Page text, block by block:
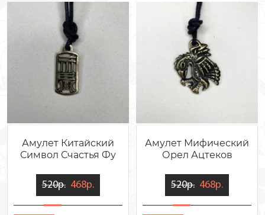
Амулет Китайский
Символ Счастья Фу
520р. 468р.
Амулет Мифический
Орел Ацтеков
520р. 468р.